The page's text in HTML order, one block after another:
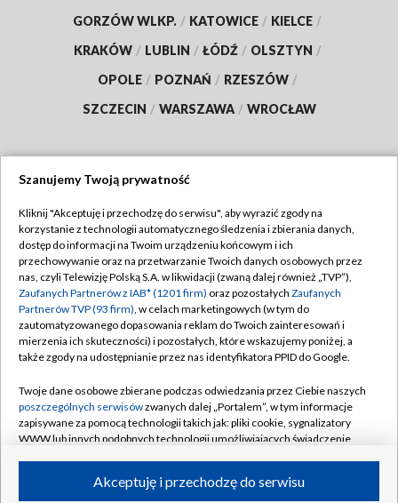
GORZÓW WLKP. / KATOWICE / KIELCE /
KRAKÓW / LUBLIN / ŁÓDŹ / OLSZTYN /
OPOLE / POZNAŃ / RZESZÓW /
SZCZECIN / WARSZAWA / WROCŁAW
TVP
Abonament TVP
Emisja w TVP
Centrum informacji TVP
Naziemna Telewizja Cyfrowa
Rada Programowa
System NOS
Informacje o nadawcy
Program dla prasy
Regulamin TVP
Polityka prywatności
Moje zgody
Pomoc
Kontakt
Kanały
Szanujemy Twoją prywatność
Kliknij "Akceptuję i przechodzę do serwisu", aby wyrazić zgody na
korzystanie z technologii automatycznego śledzenia i zbierania danych,
dostęp do informacji na Twoim urządzeniu końcowym i ich
przechowywanie oraz na przetwarzanie Twoich danych osobowych przez
nas, czyli Telewizję Polską S.A. w likwidacji (zwaną dalej również „TVP”),
Zaufanych Partnerów z IAB* (1201 firm) oraz pozostałych Zaufanych
Partnerów TVP (93 firm), w celach marketingowych (w tym do
zautomatyzowanego dopasowania reklam do Twoich zainteresowań i
mierzenia ich skuteczności) i pozostałych, które wskazujemy poniżej, a
także zgody na udostępnianie przez nas identyfikatora PPID do Google.
Twoje dane osobowe zbierane podczas odwiedzania przez Ciebie naszych
poszczególnych serwisówzwanych dalej „Portalem”, w tym informacje
zapisywane za pomocą technologii takich jak: pliki cookie, sygnalizatory
WWW lub innych podobnych technologii umożliwiających świadczenie
ruchu w Internecie.Akceptuję i przechodzę do serwisu